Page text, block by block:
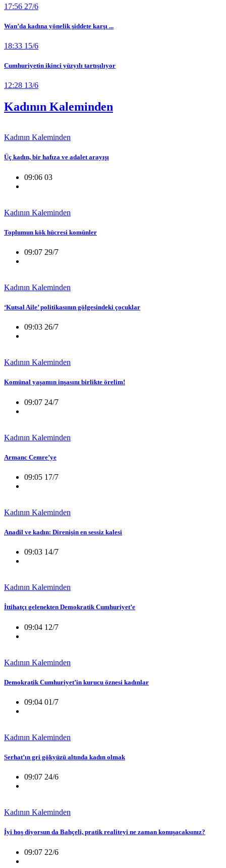
17:56 27/6
Wan’da kadına yönelik şiddete karşı ...
18:33 15/6
Cumhuriyetin ikinci yüzyılı tartışılıyor
12:28 13/6
Kadının Kaleminden
Kadının Kaleminden
Üç kadın, bir hafıza ve adalet arayışı
09:06 03
Kadının Kaleminden
Toplumun kök hücresi komünler
09:07 29/7
Kadının Kaleminden
‘Kutsal Aile’ politikasının gölgesindeki çocuklar
09:03 26/7
Kadının Kaleminden
Komünal yaşamın inşasını birlikte örelim!
09:07 24/7
Kadının Kaleminden
Armanc Cemre’ye
09:05 17/7
Kadının Kaleminden
Anadil ve kadın: Direnişin en sessiz kalesi
09:03 14/7
Kadının Kaleminden
İttihatçı gelenekten Demokratik Cumhuriyet’e
09:04 12/7
Kadının Kaleminden
Demokratik Cumhuriyet’in kurucu öznesi kadınlar
09:04 01/7
Kadının Kaleminden
Serhat’ın gri gökyüzü altında kadın olmak
09:07 24/6
Kadının Kaleminden
İyi hoş diyorsun da Bahçeli, pratik realiteyi ne zaman konuşacaksınız?
09:07 22/6